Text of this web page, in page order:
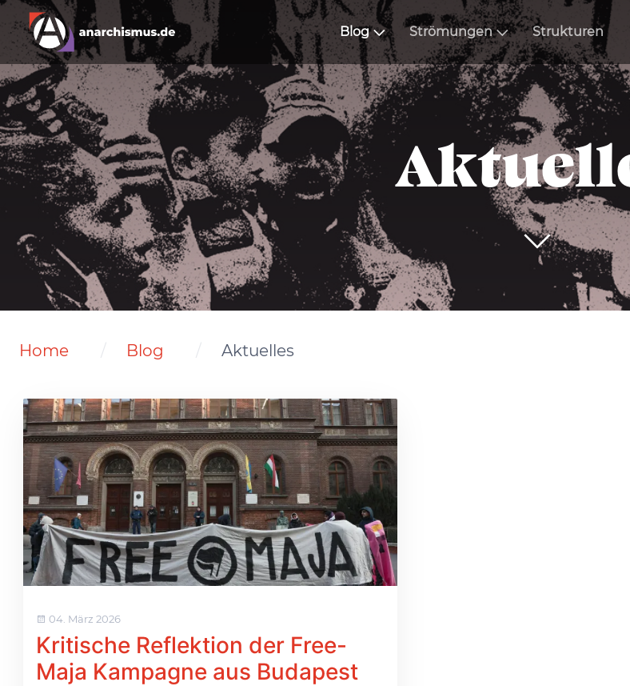
Blog Strömungen Strukturen
Home Blog Aktuelles
04. März 2026
Kritische Reflektion der Free-
Maja Kampagne aus Budapest